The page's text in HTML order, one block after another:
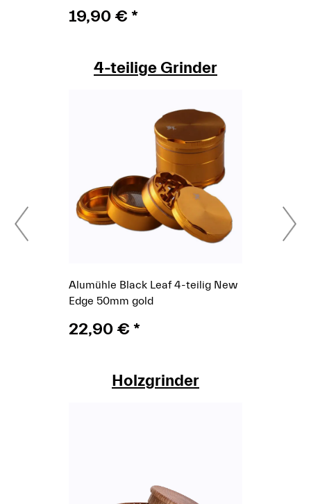
19,90 €*
4-teilige Grinder
Alumühle Black Leaf 4-teilig New
Edge 50mm gold
22,90 €*
Holzgrinder